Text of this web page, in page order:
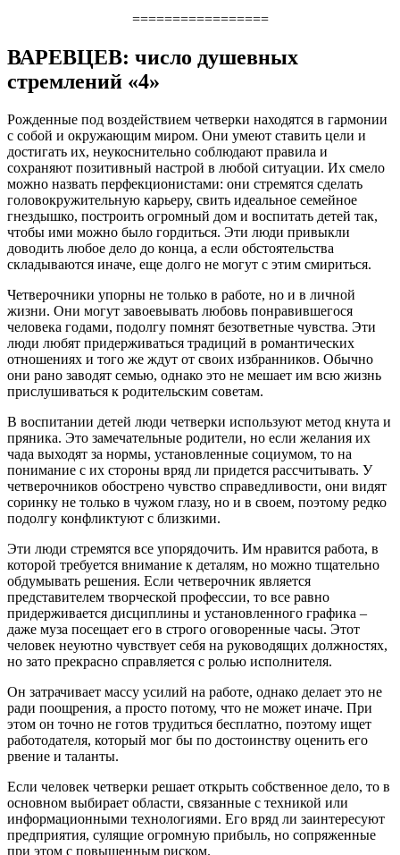
=================
ВАРЕВЦЕВ: число душевных
стремлений «4»
Рожденные под воздействием четверки находятся в гармонии
с собой и окружающим миром. Они умеют ставить цели и
достигать их, неукоснительно соблюдают правила и
сохраняют позитивный настрой в любой ситуации. Их смело
можно назвать перфекционистами: они стремятся сделать
головокружительную карьеру, свить идеальное семейное
гнездышко, построить огромный дом и воспитать детей так,
чтобы ими можно было гордиться. Эти люди привыкли
доводить любое дело до конца, а если обстоятельства
складываются иначе, еще долго не могут с этим смириться.
Четверочники упорны не только в работе, но и в личной
жизни. Они могут завоевывать любовь понравившегося
человека годами, подолгу помнят безответные чувства. Эти
люди любят придерживаться традиций в романтических
отношениях и того же ждут от своих избранников. Обычно
они рано заводят семью, однако это не мешает им всю жизнь
прислушиваться к родительским советам.
В воспитании детей люди четверки используют метод кнута и
пряника. Это замечательные родители, но если желания их
чада выходят за нормы, установленные социумом, то на
понимание с их стороны вряд ли придется рассчитывать. У
четверочников обострено чувство справедливости, они видят
соринку не только в чужом глазу, но и в своем, поэтому редко
подолгу конфликтуют с близкими.
Эти люди стремятся все упорядочить. Им нравится работа, в
которой требуется внимание к деталям, но можно тщательно
обдумывать решения. Если четверочник является
представителем творческой профессии, то все равно
придерживается дисциплины и установленного графика –
даже муза посещает его в строго оговоренные часы. Этот
человек неуютно чувствует себя на руководящих должностях,
но зато прекрасно справляется с ролью исполнителя.
Он затрачивает массу усилий на работе, однако делает это не
ради поощрения, а просто потому, что не может иначе. При
этом он точно не готов трудиться бесплатно, поэтому ищет
работодателя, который мог бы по достоинству оценить его
рвение и таланты.
Если человек четверки решает открыть собственное дело, то в
основном выбирает области, связанные с техникой или
информационными технологиями. Его вряд ли заинтересуют
предприятия, сулящие огромную прибыль, но сопряженные
при этом с повышенным риском.